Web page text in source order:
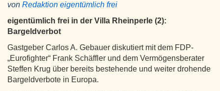
von Redaktion eigentümlich frei
eigentümlich frei in der Villa Rheinperle (2):
Bargeldverbot
Gastgeber Carlos A. Gebauer diskutiert mit dem FDP-
„Eurofighter“ Frank Schäffler und dem Vermögensberater
Steffen Krug über bereits bestehende und weiter drohende
Bargeldverbote in Europa.